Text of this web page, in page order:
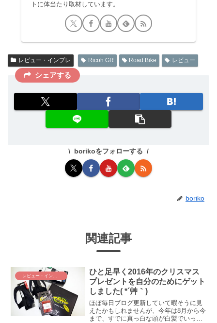
トに体当たり取材しています。
レビュー・インプレ Ricoh GR Road Bike レビュー
シェアする
borikoをフォローする
boriko
関連記事
ひと足早く2016年のクリスマス
プレゼントを自分のためにゲット
しました( *´艸｀)
ほぼ毎日ブログ更新していて暇そうに見
えたかもしれませんが、今年は8月から今
まで、すでに真っ白な頭が白髪でいっぱ